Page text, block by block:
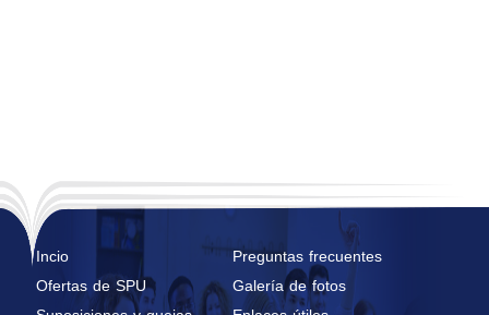
Incio
Preguntas frecuentes
Ofertas de SPU
Galería de fotos